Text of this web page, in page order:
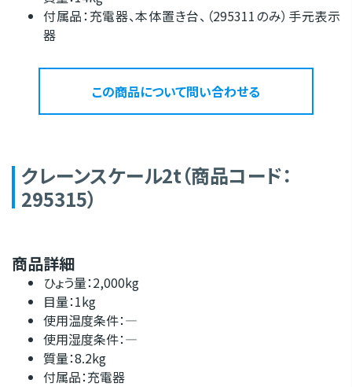
付属品：充電器、本体置き台、（295311のみ）手元表示
器
この商品について問い合わせる
クレーンスケール2t（商品コード：
295315）
商品詳細
ひょう量：2,000kg
目量：1kg
使用温度条件：―
使用湿度条件：―
質量：8.2kg
付属品：充電器